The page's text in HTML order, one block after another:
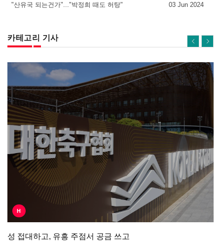
"산유국 되는건가"..."박정희 때도 허탕" 03 Jun 2024
카테고리 기사
H
성 접대하고, 유흥 주점서 공금 쓰고